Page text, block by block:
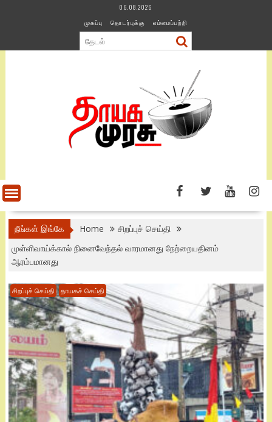
06.08.2026
முகப்பு
தொடர்புக்கு எம்மைப்பற்றி
நீங்கள் இங்கே Home
சிறப்புச் செய்தி
முள்ளிவாய்க்கால் நினைவேந்தல் வாரமானது நேற்றையதினம்
ஆரம்பமானது
சிறப்புச் செய்தி தாயகச் செய்தி